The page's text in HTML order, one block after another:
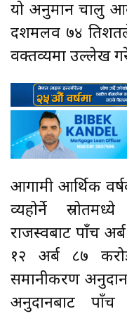
यो अनुमान चालु
दशमलव ७४
वक्तव्यमा उल्लेख
आगामी आर्थिक
व्यहोर्ने
राजस्वबाट पाँच
१२ अर्ब ८७
समानीकरण
अनुदानबाट